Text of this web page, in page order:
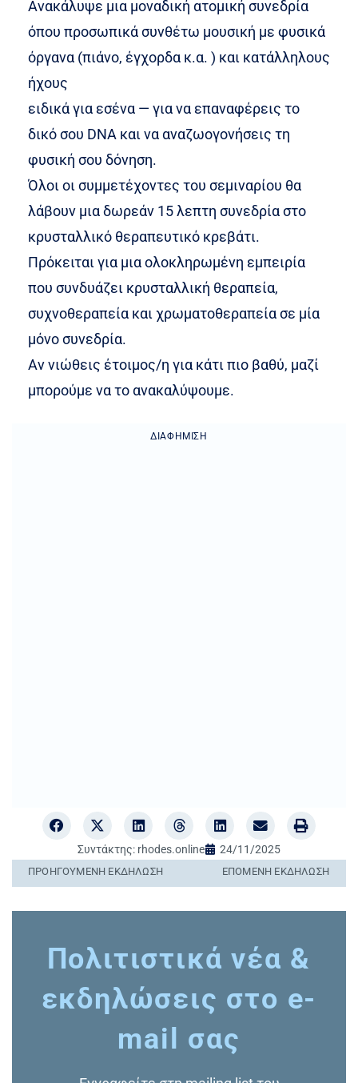
Ανακάλυψε μια μοναδική ατομική συνεδρία
όπου προσωπικά συνθέτω μουσική με φυσικά
όργανα (πιάνο, έγχορδα κ.α. ) και κατάλληλους
ήχους
ειδικά για εσένα — για να επαναφέρεις το
δικό σου DNA και να αναζωογονήσεις τη
φυσική σου δόνηση.
Όλοι οι συμμετέχοντες του σεμιναρίου θα
λάβουν μια δωρεάν 15 λεπτη συνεδρία στο
κρυσταλλικό θεραπευτικό κρεβάτι.
Πρόκειται για μια ολοκληρωμένη εμπειρία
που συνδυάζει κρυσταλλική θεραπεία,
συχνοθεραπεία και χρωματοθεραπεία σε μία
μόνο συνεδρία.
Αν νιώθεις έτοιμος/η για κάτι πιο βαθύ, μαζί
μπορούμε να το ανακαλύψουμε.
ΔΙΑΦΉΜΙΣΗ
Συντάκτης: rhodes.online 24/11/2025
ΠΡΟΗΓΟΎΜΕΝΗ ΕΚΔΉΛΩΣΗ ΕΠΌΜΕΝΗ ΕΚΔΉΛΩΣΗ
Πολιτιστικά νέα &
εκδηλώσεις στο e-
mail σας